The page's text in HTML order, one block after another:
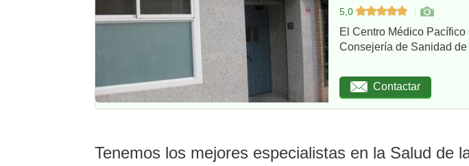
5,0
El Centro Médico
Consejería de Sanidad
Contactar
Tenemos los mejores especialistas en la Salud de